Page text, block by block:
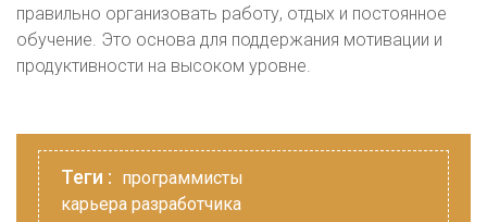
правильно организовать работу, отдых и постоянное
обучение. Это основа для поддержания мотивации и
продуктивности на высоком уровне.
Теги : программисты
карьера разработчика